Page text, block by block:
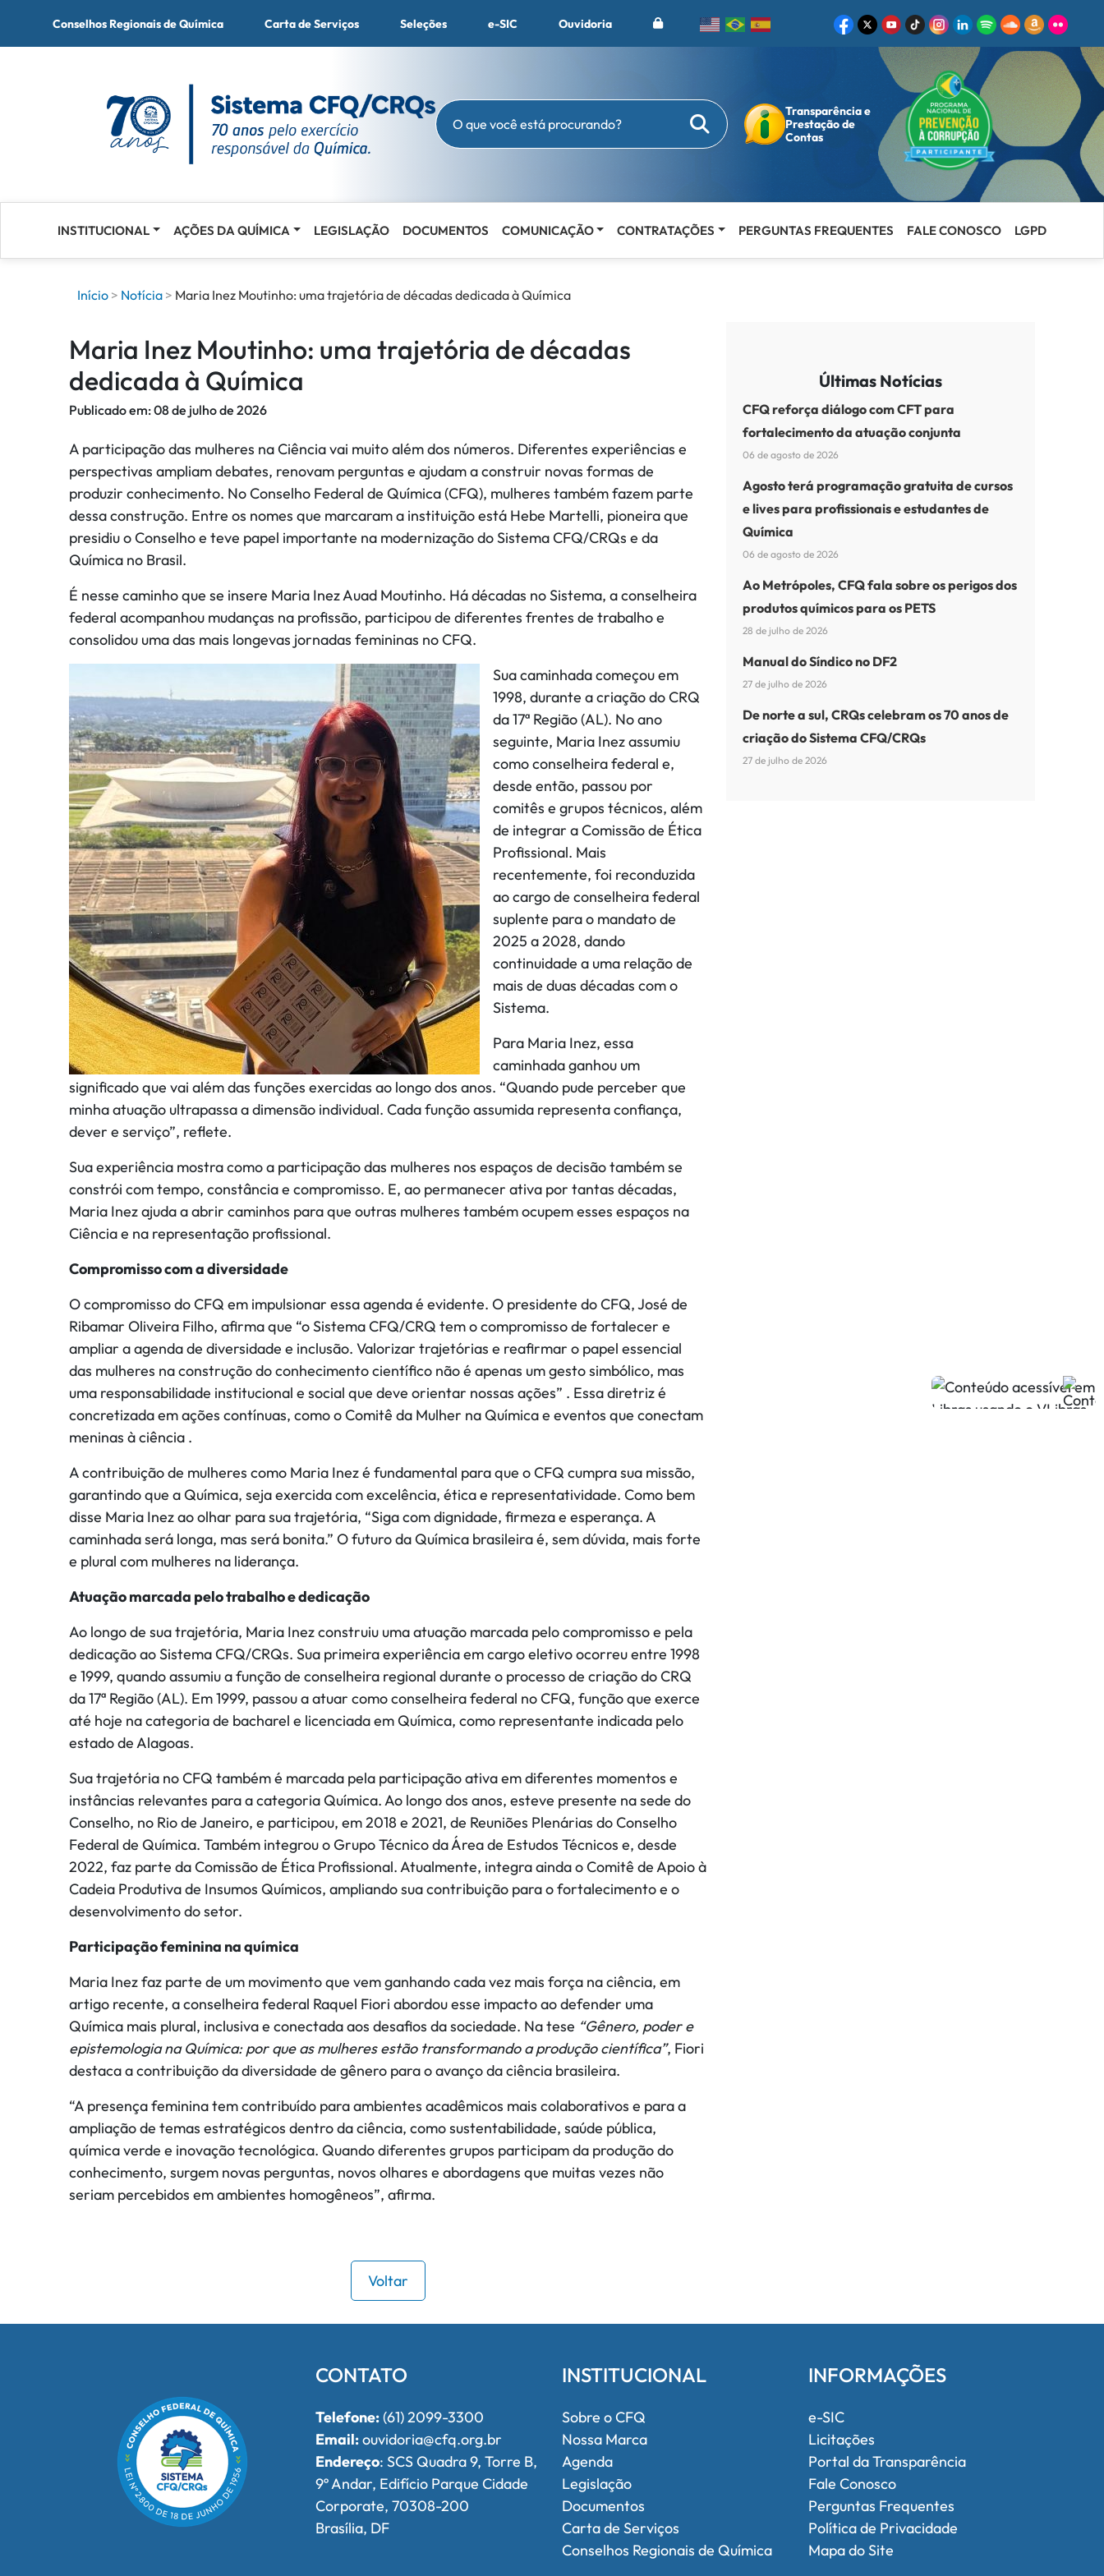
Conselhos Regionais de Química Carta de Serviços Seleções e-SIC Ouvidoria
O que você está procurando? Buscar
Transparência e
Prestação de
Contas
INSTITUCIONAL AÇÕES DA QUÍMICA LEGISLAÇÃO DOCUMENTOS COMUNICAÇÃO CONTRATAÇÕES PERGUNTAS FREQUENTES FALE CONOSCO LGPD
o
Início Notícia Maria Inez Moutinho: uma trajetória de décadas dedicada à Química
Maria Inez Moutinho: uma trajetória de décadas
dedicada à Química
Publicado em:08 de julho de 2026
A participação das mulheres na Ciência vai muito além dos números. Diferentes experiências e
perspectivas ampliam debates, renovam perguntas e ajudam a construir novas formas de
produzir conhecimento. No Conselho Federal de Química (CFQ), mulheres também fazem parte
dessa construção. Entre os nomes que marcaram a instituição está Hebe Martelli, pioneira que
presidiu o Conselho e teve papel importante na modernização do Sistema CFQ/CRQs e da
Química no Brasil.
É nesse caminho que se insere Maria Inez Auad Moutinho. Há décadas no Sistema, a conselheira
federal acompanhou mudanças na profissão, participou de diferentes frentes de trabalho e
consolidou uma das mais longevas jornadas femininas no CFQ.
Sua caminhada começou em
1998, durante a criação do CRQ
da 17ª Região (AL). No ano
seguinte, Maria Inez assumiu
como conselheira federal e,
desde então, passou por
comitês e grupos técnicos, além
de integrar a Comissão de Ética
Profissional. Mais
recentemente, foi reconduzida
ao cargo de conselheira federal
suplente para o mandato de
2025 a 2028, dando
continuidade a uma relação de
mais de duas décadas com o
Sistema.
Para Maria Inez, essa
caminhada ganhou um
significado que vai além das funções exercidas ao longo dos anos. “Quando pude perceber que
minha atuação ultrapassa a dimensão individual. Cada função assumida representa confiança,
dever e serviço”, reflete.
Sua experiência mostra como a participação das mulheres nos espaços de decisão também se
constrói com tempo, constância e compromisso. E, ao permanecer ativa por tantas décadas,
Maria Inez ajuda a abrir caminhos para que outras mulheres também ocupem esses espaços na
Ciência e na representação profissional.
Compromisso com a diversidade
O compromisso do CFQ em impulsionar essa agenda é evidente. O presidente do CFQ, José de
Ribamar Oliveira Filho, afirma que “o Sistema CFQ/CRQ tem o compromisso de fortalecer e
ampliar a agenda de diversidade e inclusão. Valorizar trajetórias e reafirmar o papel essencial
das mulheres na construção do conhecimento científico não é apenas um gesto simbólico, mas
uma responsabilidade institucional e social que deve orientar nossas ações” . Essa diretriz é
concretizada em ações contínuas, como o Comitê da Mulher na Química e eventos que conectam
meninas à ciência .
A contribuição de mulheres como Maria Inez é fundamental para que o CFQ cumpra sua missão,
garantindo que a Química, seja exercida com excelência, ética e representatividade. Como bem
disse Maria Inez ao olhar para sua trajetória, “Siga com dignidade, firmeza e esperança. A
caminhada será longa, mas será bonita.” O futuro da Química brasileira é, sem dúvida, mais forte
e plural com mulheres na liderança.
Atuação marcada pelo trabalho e dedicação
Ao longo de sua trajetória, Maria Inez construiu uma atuação marcada pelo compromisso e pela
dedicação ao Sistema CFQ/CRQs. Sua primeira experiência em cargo eletivo ocorreu entre 1998
e 1999, quando assumiu a função de conselheira regional durante o processo de criação do CRQ
da 17ª Região (AL). Em 1999, passou a atuar como conselheira federal no CFQ, função que exerce
até hoje na categoria de bacharel e licenciada em Química, como representante indicada pelo
estado de Alagoas.
Sua trajetória no CFQ também é marcada pela participação ativa em diferentes momentos e
instâncias relevantes para a categoria Química. Ao longo dos anos, esteve presente na sede do
Conselho, no Rio de Janeiro, e participou, em 2018 e 2021, de Reuniões Plenárias do Conselho
Federal de Química. Também integrou o Grupo Técnico da Área de Estudos Técnicos e, desde
2022, faz parte da Comissão de Ética Profissional. Atualmente, integra ainda o Comitê de Apoio à
Cadeia Produtiva de Insumos Químicos, ampliando sua contribuição para o fortalecimento e o
desenvolvimento do setor.
Participação feminina na química
Maria Inez faz parte de um movimento que vem ganhando cada vez mais força na ciência, em
artigo recente, a conselheira federal Raquel Fiori abordou esse impacto ao defender uma
Química mais plural, inclusiva e conectada aos desafios da sociedade. Na tese “Gênero, poder e
epistemologia na Química: por que as mulheres estão transformando a produção científica”, Fiori
destaca a contribuição da diversidade de gênero para o avanço da ciência brasileira.
“A presença feminina tem contribuído para ambientes acadêmicos mais colaborativos e para a
ampliação de temas estratégicos dentro da ciência, como sustentabilidade, saúde pública,
química verde e inovação tecnológica. Quando diferentes grupos participam da produção do
conhecimento, surgem novas perguntas, novos olhares e abordagens que muitas vezes não
seriam percebidos em ambientes homogêneos”, afirma.
Voltar
Últimas Notícias
CFQ reforça diálogo com CFT para
fortalecimento da atuação conjunta
06 de agosto de 2026
Agosto terá programação gratuita de cursos
e lives para profissionais e estudantes de
Química
06 de agosto de 2026
Ao Metrópoles, CFQ fala sobre os perigos dos
produtos químicos para os PETS
28 de julho de 2026
Manual do Síndico no DF2
27 de julho de 2026
De norte a sul, CRQs celebram os 70 anos de
criação do Sistema CFQ/CRQs
27 de julho de 2026
CONTATO
Telefone:(61) 2099-3300
Email:ouvidoria@cfq.org.br
Endereço: SCS Quadra 9, Torre B,
9º Andar, Edifício Parque Cidade
Corporate, 70308-200
Brasília, DF
INSTITUCIONAL
Sobre o CFQ
Nossa Marca
Agenda
Legislação
Documentos
Carta de Serviços
Conselhos Regionais de Química
INFORMAÇÕES
e-SIC
Licitações
Portal da Transparência
Fale Conosco
Perguntas Frequentes
Política de Privacidade
Mapa do Site